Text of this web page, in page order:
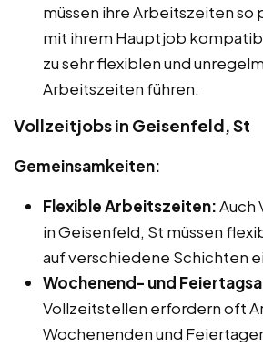
müssen ihre Arbeitszeiten so
mit ihrem Hauptjob
zu sehr flexiblen und
Arbeitszeiten führen.
Vollzeitjobs in Geisenfeld, St
Gemeinsamkeiten:
Flexible Arbeitszeiten:Auch
in Geisenfeld, St müssen
auf verschiedene Schichten
Wochenend- und
Vollzeitstellen erfordern oft
Wochenenden und